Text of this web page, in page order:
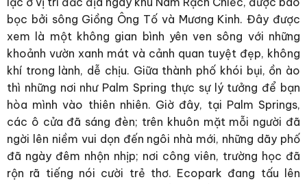
bọc bởi sông Giồng Ông Tố và Mương Kinh. Đây được
xem là một không gian bình yên ven sông với những
khoảnh vườn xanh mát và cảnh quan tuyệt đẹp, không
khí trong lành, dễ chịu. Giữa thành phố khói bụi, ồn ào
thì những nơi như Palm Spring thực sự lý tưởng để bạn
hòa mình vào thiên nhiên. Giờ đây, tại Palm Springs,
các ô cửa đã sáng đèn; trên khuôn mặt mỗi người đã
ngời lên niềm vui dọn đến ngôi nhà mới, những dãy phố
đã ngày đêm nhộn nhịp; nơi công viên, trường học đã
rộn rã tiếng nói cười trẻ thơ. Ecopark đang tấu lên